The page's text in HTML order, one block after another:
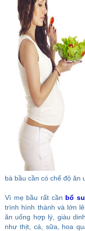
bà bầu cần có chế độ ăn
Vì mẹ bầu rất cần bổ
trình hình thành và lớn
ăn uống hợp lý, giàu
như thịt, cá, sữa, hoa